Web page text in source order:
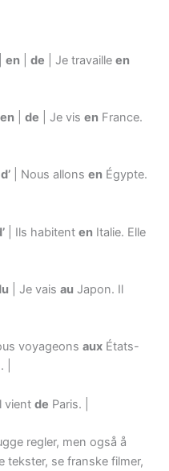
|en |de | Je travailleen
en |de | Je visen France.
d’ | Nous allonsen Égypte.
| Ils habitenten Italie. Elle
| Je vaisau Japon. Il
voyageonsaux États-
vientde Paris. |
regler, men også å
tekster, se franske filmer,